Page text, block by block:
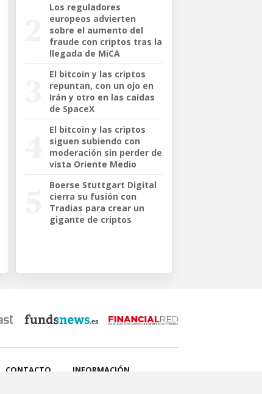
Los reguladores
europeos advierten
sobre el aumento del
fraude con criptos tras la
llegada de MiCA
El bitcoin y las criptos
repuntan, con un ojo en
Irán y otro en las caídas
de SpaceX
El bitcoin y las criptos
siguen subiendo con
moderación sin perder de
vista Oriente Medio
Boerse Stuttgart Digital
cierra su fusión con
Tradias para crear un
gigante de criptos
CONTACTO
INFORMACIÓN